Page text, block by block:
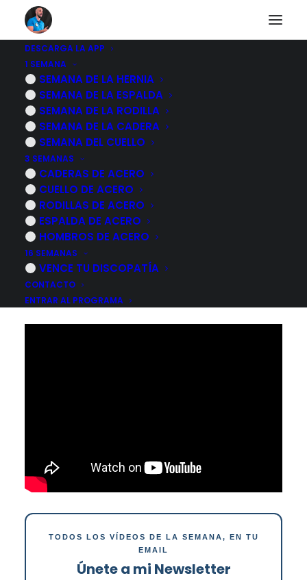
DESCARGA LA APP
1 SEMANA
SEMANA DE LA HERNIA
SEMANA DE LA ESPALDA
SEMANA DE LA RODILLA
SEMANA DE LA CADERA
SEMANA DEL CUELLO
3 SEMANAS
CADERAS DE ACERO
CUELLO DE ACERO
RODILLAS DE ACERO
ESPALDA DE ACERO
HOMBROS DE ACERO
16 SEMANAS
VENCE TU DISCOPATÍA
CONTACTO
ENTRAR AL PROGRAMA
Rutina de ejercicios
para la artrosis de
cadera de 20
minutos, HAZLOS
CONMIGO
10 NOVIEMBRE, 2022 |
TODOS LOS VÍDEOS DE LA SEMANA, EN TU
EMAIL
Únete a mi Newsletter